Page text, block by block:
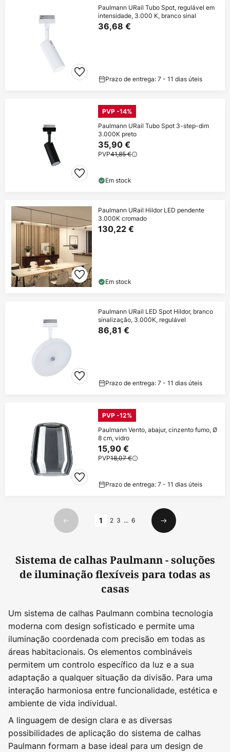
Paulmann URail Tubo Spot, regulável em
intensidade, 3.000 K, branco sinal
36,68 €
Prazo de entrega: 7 - 11 dias úteis
PVP -14%
Paulmann URail Tubo Spot 3-step-dim
3.000K preto
35,90 €
PVP41,85 €
Em stock
Paulmann URail Hildor LED pendente
3.000K cromado
130,22 €
Em stock
Paulmann URail LED Spot Hildor, branco
sinalização, 3.000K, regulável
86,81 €
Prazo de entrega: 7 - 11 dias úteis
PVP -12%
Paulmann Vento, abajur, cinzento fumo, Ø
8 cm, vidro
15,90 €
PVP18,07 €
Prazo de entrega: 7 - 11 dias úteis
Anterior
1 2 3 ... 6
Seguinte
Sistema de calhas Paulmann - soluções
de iluminação flexíveis para todas as
casas
Um sistema de calhas Paulmann combina tecnologia
moderna com design sofisticado e permite uma
iluminação coordenada com precisão em todas as
áreas habitacionais. Os elementos combináveis
permitem um controlo específico da luz e a sua
adaptação a qualquer situação da divisão. Para uma
interação harmoniosa entre funcionalidade, estética e
ambiente de vida individual.
A linguagem de design clara e as diversas
possibilidades de aplicação do sistema de calhas
Paulmann formam a base ideal para um design de